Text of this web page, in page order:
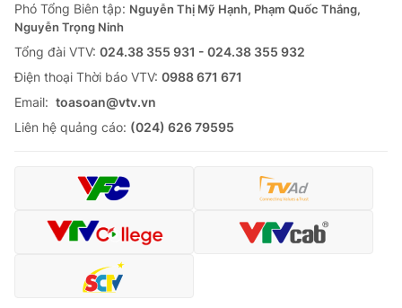
Phó Tổng Biên tập: Nguyễn Thị Mỹ Hạnh, Phạm Quốc Thắng,
Nguyễn Trọng Ninh
Tổng đài VTV: 024.38 355 931 - 024.38 355 932
Ðiện thoại Thời báo VTV: 0988 671 671
Email: toasoan@vtv.vn
Liên hệ quảng cáo: (024) 626 79595